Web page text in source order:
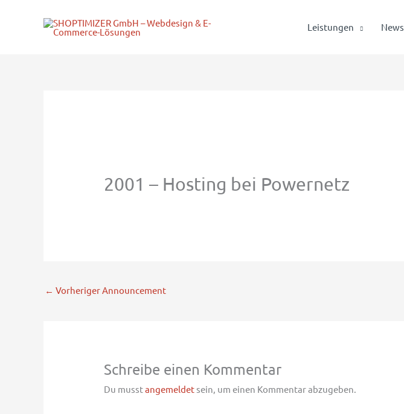
Leistungen News
2001 – Hosting bei Powernetz
← Vorheriger Announcement
Schreibe einen Kommentar
Du musstangemeldet sein, um einen Kommentar abzugeben.